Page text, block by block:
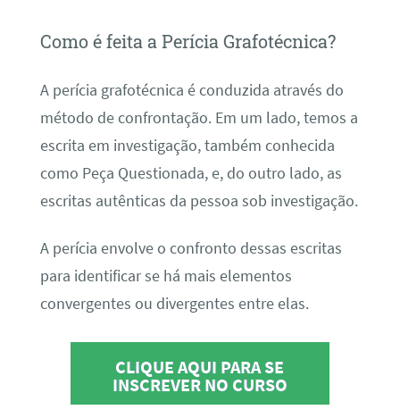
Como é feita a Perícia Grafotécnica?
A perícia grafotécnica é conduzida através do
método de confrontação. Em um lado, temos a
escrita em investigação, também conhecida
como Peça Questionada, e, do outro lado, as
escritas autênticas da pessoa sob investigação.
A perícia envolve o confronto dessas escritas
para identificar se há mais elementos
convergentes ou divergentes entre elas.
CLIQUE AQUI PARA SE
INSCREVER NO CURSO